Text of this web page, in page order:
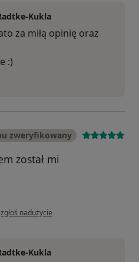
Kukla
za miłą opinię oraz
:)
zweryfikowany
został mi
w opinii użytkownika Smoła
zgłoś nadużycie
Kukla